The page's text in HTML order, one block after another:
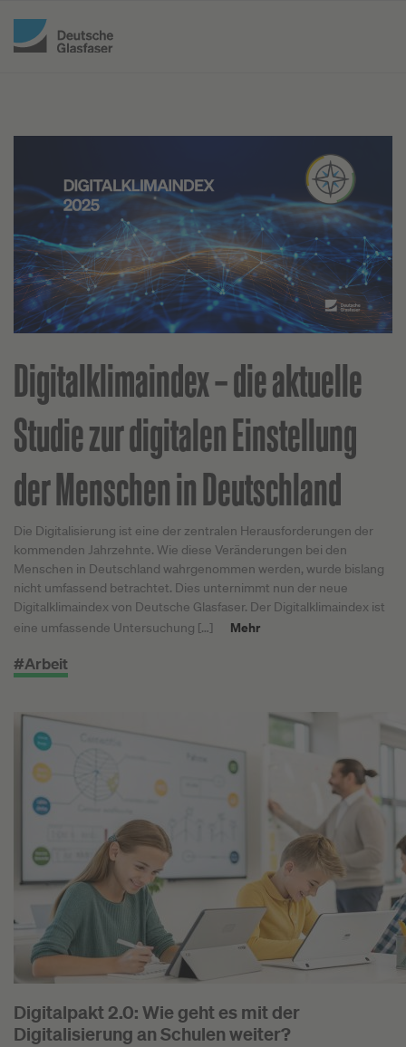
Digitalklimaindex – die aktuelle
Studie zur digitalen Einstellung
der Menschen in Deutschland
Die Digitalisierung ist eine der zentralen Herausforderungen der
kommenden Jahrzehnte. Wie diese Veränderungen bei den
Menschen in Deutschland wahrgenommen werden, wurde bislang
nicht umfassend betrachtet. Dies unternimmt nun der neue
Digitalklimaindex von Deutsche Glasfaser. Der Digitalklimaindex ist
eine umfassende Untersuchung […]
Mehr
#Arbeit
Digitalpakt 2.0: Wie geht es mit der
Digitalisierung an Schulen weiter?